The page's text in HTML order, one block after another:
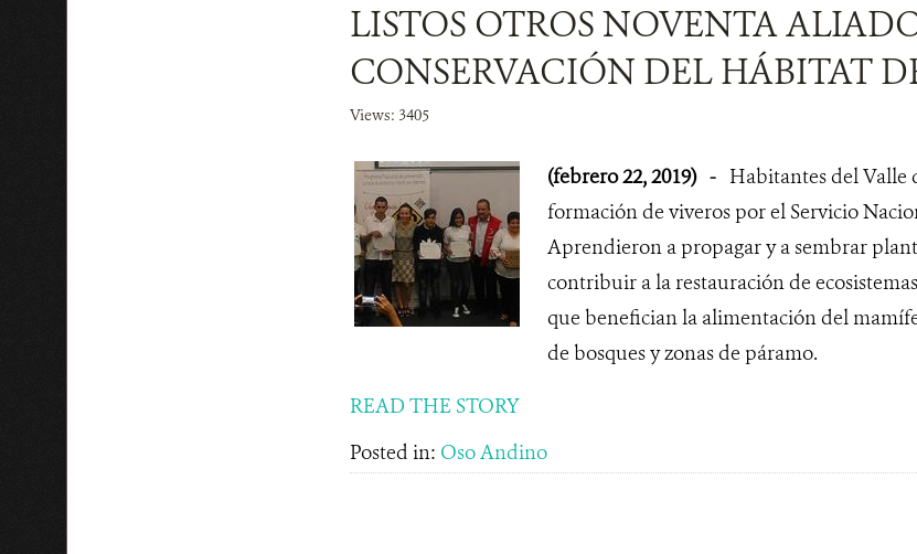
LISTOS OTROS NOVENTA
CONSERVACIÓN DEL HÁBITAT
Views: 3405
(febrero 22, 2019) - Habitantes del Valle
formación de viveros por el Servicio
Aprendieron a propagar y a sembrar
contribuir a la restauración de
que benefician la alimentación del
de bosques y zonas de páramo.
READ THE STORY
Posted in: Oso Andino